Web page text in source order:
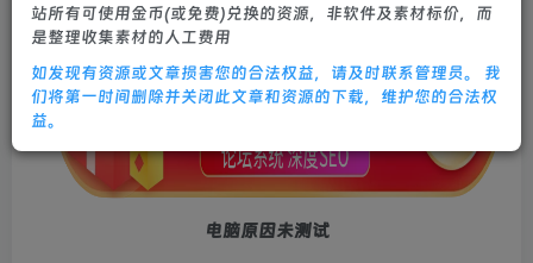
电脑原因未测试
站所有可使用金币(或免费)兑换的资源，非软件及素材标价，而
是整理收集素材的人工费用
如发现有资源或文章损害您的合法权益，请及时联系管理员。 我
们将第一时间删除并关闭此文章和资源的下载，维护您的合法权
益。